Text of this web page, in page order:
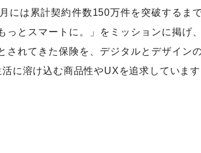
には累計契約件数150万件を突破するま
とスマートに。」をミッションに掲げ
れてきた保険を、デジタルとデザイン
に溶け込む商品性やUXを追求しています